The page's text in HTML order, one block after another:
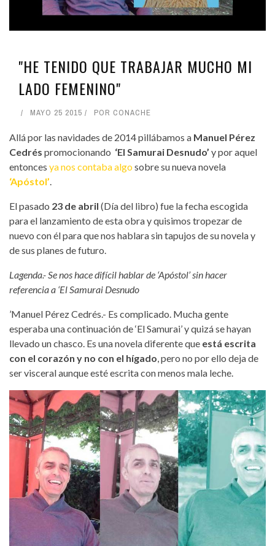
"HE TENIDO QUE TRABAJAR MUCHO MI
LADO FEMENINO"
MAYO 25 2015 POR CONACHE
Allá por las navidades de 2014 pillábamos a Manuel Pérez
Cedrés promocionando ‘El Samurai Desnudo’ y por aquel
entonces ya nos contaba algosobre su nueva novela
‘Apóstol’.
El pasado 23 de abril (Día del libro) fue la fecha escogida
para el lanzamiento de esta obra y quisimos tropezar de
nuevo con él para que nos hablara sin tapujos de su novela y
de sus planes de futuro.
Lagenda.- Se nos hace difícil hablar de ‘Apóstol’ sin hacer
referencia a ‘El Samurai Desnudo
’Manuel Pérez Cedrés.- Es complicado. Mucha gente
esperaba una continuación de ‘El Samurai’ y quizá se hayan
llevado un chasco. Es una novela diferente que está escrita
con el corazón y no con el hígado, pero no por ello deja de
ser visceral aunque esté escrita con menos mala leche.